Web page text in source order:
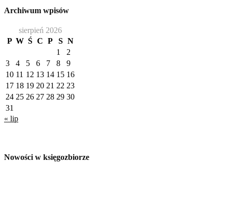
Archiwum wpisów
sierpień 2026
P W Ś C P S N
1
2
3
4 5 6 7 8
9
10 11 12 13 14 15 16
17 18 19 20 21 22 23
24 25 26 27 28 29 30
31
« lip
Nowości w księgozbiorze